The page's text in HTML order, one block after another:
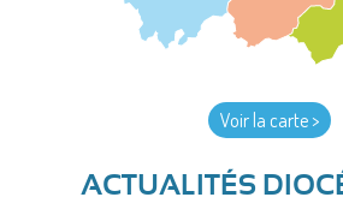
Voir la carte >
ACTUALITÉS